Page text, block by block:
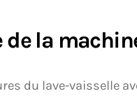
de la
du lave-vaisselle